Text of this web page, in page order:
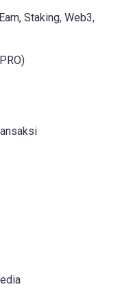
Staking, Web3,